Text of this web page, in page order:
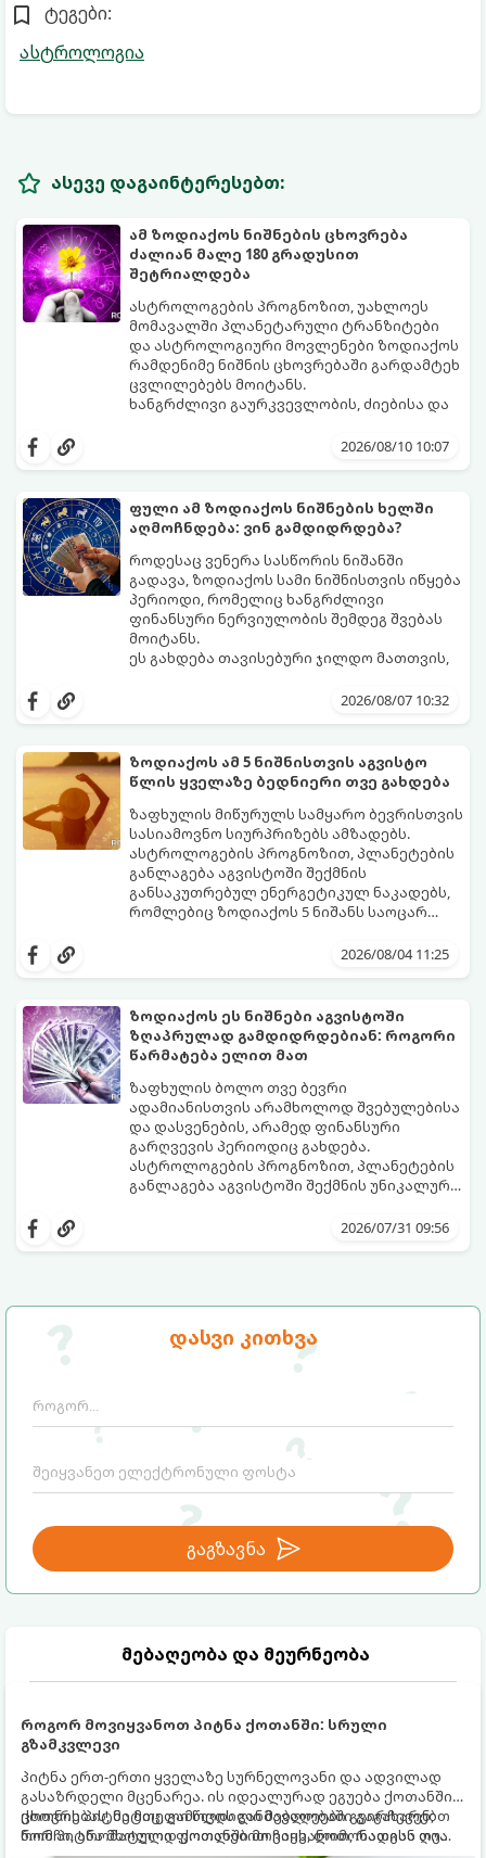
დასვი კითხვა
გაგზავნა
მებაღეობა და მეურნეობა
როგორ მოვიყვანოთ პიტნა ქოთანში: სრული
გზამკვლევი
პიტნა ერთ-ერთი ყველაზე სურნელოვანი და ადვილად
გასაზრდელი მცენარეა. ის იდეალურად ეგუება ქოთანში
ცხოვრებას, მეტიც, გამოცდილი მებაღეები გვირჩევენ,
რომ პიტნა მხოლოდ ქოთანში მოვიყვანოთ, რადგან ღია
ქოთნის პიტნა მთელი წლის განმავლობაში გაგახარებთ
ნორჩი, არომატული ფოთლებით ჩაის, ლიმონათისა თუ
ტეგები:
ასტროლოგია
ასევე დაგაინტერესებთ:
ამ ზოდიაქოს ნიშნების ცხოვრება
ძალიან მალე 180 გრადუსით
შეტრიალდება
ასტროლოგების პროგნოზით, უახლოეს
მომავალში პლანეტარული ტრანზიტები
და ასტროლოგიური მოვლენები ზოდიაქოს
რამდენიმე ნიშნის ცხოვრებაში გარდამტეხ
ცვლილებებს მოიტანს.
ხანგრძლივი გაურკვევლობის, ძიებისა და
პერიოდი, როდესაც მოვლენები ელვის
შესაძლებლობებით ჩაანაცვლებს.
აი, ზოდიაქოს ის იღბლიანი ნიშნები,
რომელთა ცხოვრებაც უახლოეს ხანში
რადიკალურად შეიცვლება:
2026/08/10 10:07
ფული ამ ზოდიაქოს ნიშნების ხელში
აღმოჩნდება: ვინ გამდიდრდება?
როდესაც ვენერა სასწორის ნიშანში
გადავა, ზოდიაქოს სამი ნიშნისთვის იწყება
პერიოდი, რომელიც ხანგრძლივი
ფინანსური ნერვიულობის შემდეგ შვებას
მოიტანს.
ეს გახდება თავისებური ჯილდო მათთვის,
იჩენდა და სირთულეების მიუხედავად წინ
სურვილების გადადებასა და ხარჯების
მკაცრ კონტროლს. თუმცა, ახლა სიტუაცია
თანდათან შეიცვლება.
პრობლემები, რომლებიც უსასრულო
გეგონათ, უკან დაიხევს, ამასთან ერთად კი
გაჩნდება მეტი ნდობა მომავლის მიმართ.
რთული პერიოდის შემდეგ ეს ნიშნები
შეძლებენ ამოისუნთქონ და დაინახონ
ახალი შესაძლებლობები.
2026/08/07 10:32
ზოდიაქოს ამ 5 ნიშნისთვის აგვისტო
წლის ყველაზე ბედნიერი თვე გახდება
ზაფხულის მიწურულს სამყარო ბევრისთვის
სასიამოვნო სიურპრიზებს ამზადებს.
ასტროლოგების პროგნოზით, პლანეტების
განლაგება აგვისტოში შექმნის
განსაკუთრებულ ენერგეტიკულ ნაკადებს,
რომლებიც ზოდიაქოს 5 ნიშანს საოცარ
ყველაზე ბედნიერი თვე აღმოჩნდება.
2026/08/04 11:25
ზოდიაქოს ეს ნიშნები აგვისტოში
ზღაპრულად გამდიდრდებიან: როგორი
წარმატება ელით მათ
ზაფხულის ბოლო თვე ბევრი
ადამიანისთვის არამხოლოდ შვებულებისა
და დასვენების, არამედ ფინანსური
გარღვევის პერიოდიც გახდება.
ასტროლოგების პროგნოზით, პლანეტების
განლაგება აგვისტოში შექმნის უნიკალურ
ზოდიაქოს 4 ნიშანს ფინანსური წარმატების
შორის, ვისაც აგვისტოში ფინანსური
2026/07/31 09:56